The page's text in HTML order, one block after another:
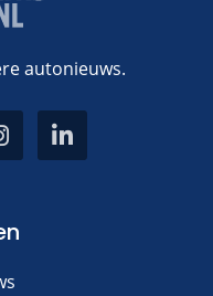
autonieuws.